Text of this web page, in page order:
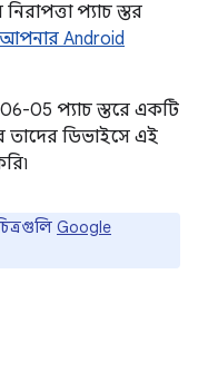
প্যাচ স্তর
আপনার Android
05 প্যাচ স্তরে একটি
ডিভাইসে এই
Google